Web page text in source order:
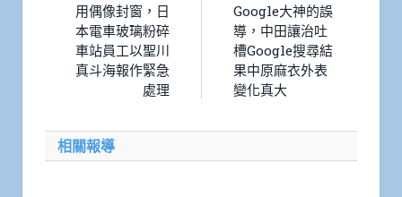
用偶像封窗，日
本電車玻璃粉碎
車站員工以聖川
真斗海報作緊急
處理
Google大神的誤
導，中田讓治吐
槽Google搜尋結
果中原麻衣外表
變化真大
相關報導